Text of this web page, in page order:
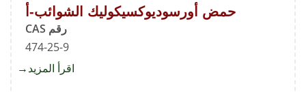
حمض أورسوديوكسيكوليك الشوائب-أ
رقم CAS
474-25-9
اقرأ المزيد